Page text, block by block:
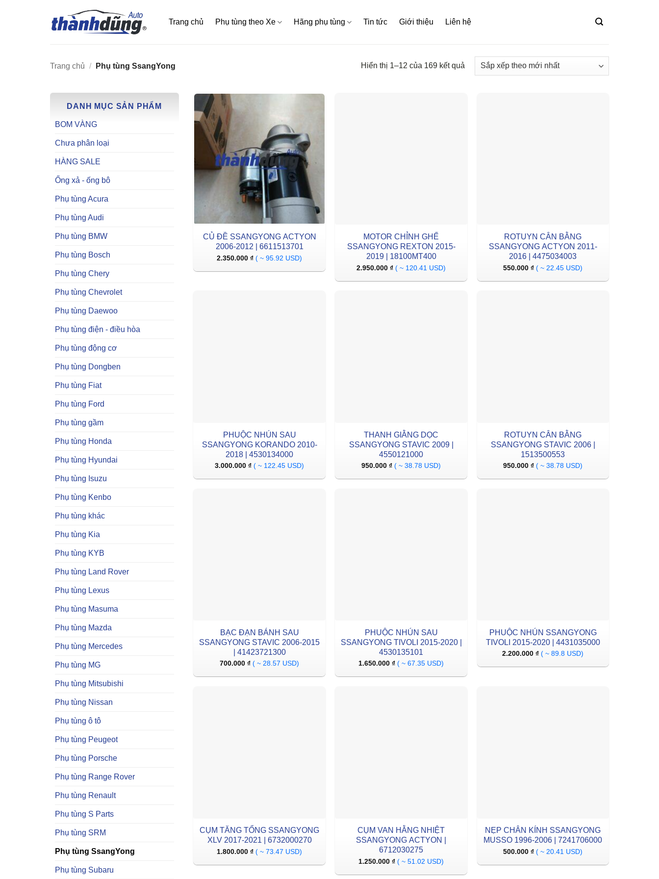
Trang chủ Phụ tùng theo Xe Hãng phụ tùng Tin tức Giới thiệu Liên hệ
Trang chủ / Phụ tùng SsangYong Hiển thị 1–12 của 169 kết quả
sắp
DANH MỤC SẢN PHẨM
BOM VÀNG
Chưa phân loại
HÀNG SALE
Ống xả - ống bô
Phụ tùng Acura
Phụ tùng Audi
Phụ tùng BMW
Phụ tùng Bosch
Phụ tùng Chery
Phụ tùng Chevrolet
Phụ tùng Daewoo
Phụ tùng điện - điều hòa
Phụ tùng động cơ
Phụ tùng Dongben
Phụ tùng Fiat
Phụ tùng Ford
Phụ tùng gầm
Phụ tùng Honda
Phụ tùng Hyundai
Phụ tùng Isuzu
Phụ tùng Kenbo
Phụ tùng khác
Phụ tùng Kia
Phụ tùng KYB
Phụ tùng Land Rover
Phụ tùng Lexus
Phụ tùng Masuma
Phụ tùng Mazda
Phụ tùng Mercedes
Phụ tùng MG
Phụ tùng Mitsubishi
Phụ tùng Nissan
Phụ tùng ô tô
Phụ tùng Peugeot
Phụ tùng Porsche
Phụ tùng Range Rover
Phụ tùng Renault
Phụ tùng S Parts
Phụ tùng SRM
Phụ tùng SsangYong
Phụ tùng Subaru
CỦ ĐỀ SSANGYONG ACTYON
2006-2012 | 6611513701
2.350.000₫ ( ~ 95.92 USD)
MOTOR CHỈNH GHẾ
SSANGYONG REXTON 2015-
2019 | 18100MT400
2.950.000₫ ( ~ 120.41 USD)
ROTUYN CÂN BẰNG
SSANGYONG ACTYON 2011-
2016 | 4475034003
550.000₫ ( ~ 22.45 USD)
PHUỘC NHÚN SAU
SSANGYONG KORANDO 2010-
2018 | 4530134000
3.000.000₫ ( ~ 122.45 USD)
THANH GIẰNG DỌC
SSANGYONG STAVIC 2009 |
4550121000
950.000₫ ( ~ 38.78 USD)
ROTUYN CÂN BẰNG
SSANGYONG STAVIC 2006 |
1513500553
950.000₫ ( ~ 38.78 USD)
BẠC ĐẠN BÁNH SAU
SSANGYONG STAVIC 2006-2015
| 41423721300
700.000₫ ( ~ 28.57 USD)
PHUỘC NHÚN SAU
SSANGYONG TIVOLI 2015-2020 |
4530135101
1.650.000₫ ( ~ 67.35 USD)
PHUỘC NHÚN SSANGYONG
TIVOLI 2015-2020 | 4431035000
2.200.000₫ ( ~ 89.8 USD)
CỤM TĂNG TỔNG SSANGYONG
XLV 2017-2021 | 6732000270
1.800.000₫ ( ~ 73.47 USD)
CỤM VAN HẰNG NHIỆT
SSANGYONG ACTYON |
6712030275
1.250.000₫ ( ~ 51.02 USD)
NẸP CHÂN KÍNH SSANGYONG
MUSSO 1996-2006 | 7241706000
500.000₫ ( ~ 20.41 USD)